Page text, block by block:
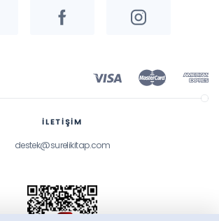
İLETİŞİM
destek@surelikitap.com